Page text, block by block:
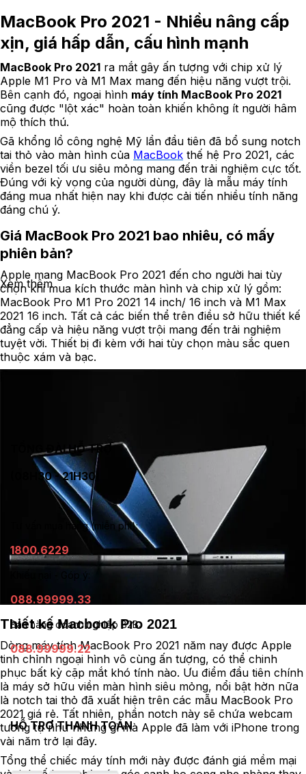
MacBook Pro 2021 - Nhiều nâng cấp
xịn, giá hấp dẫn, cấu hình mạnh
MacBook Pro 2021 ra mắt gây ấn tượng với chip xử lý
Apple M1 Pro và M1 Max mang đến hiệu năng vượt trội.
Bên cạnh đó, ngoại hình máy tính MacBook Pro 2021
cũng được "lột xác" hoàn toàn khiến không ít người hâm
mộ thích thú.
Gã khổng lồ công nghệ Mỹ lần đầu tiên đã bổ sung notch
tai thỏ vào màn hình của MacBook thế hệ Pro 2021, các
viền bezel tối ưu siêu mỏng mang đến trải nghiệm cực tốt.
Đúng với kỳ vọng của người dùng, đây là mẫu máy tính
đáng mua nhất hiện nay khi được cải tiến nhiều tính năng
đáng chú ý.
Giá MacBook Pro 2021 bao nhiêu, có mấy
phiên bản?
Apple mang MacBook Pro 2021 đến cho người hai tùy
chọn khi mua kích thước màn hình và chip xử lý gồm:
MacBook Pro M1 Pro 2021 14 inch/ 16 inch và M1 Max
2021 16 inch. Tất cả các biến thể trên điều sở hữu thiết kế
đẳng cấp và hiệu năng vượt trội mang đến trải nghiệm
tuyệt vời. Thiết bị đi kèm với hai tùy chọn màu sắc quen
thuộc xám và bạc.
Thiết kếMacbook Pro 2021
Dòng máy tính MacBook Pro 2021 năm nay được Apple
tinh chỉnh ngoại hình vô cùng ấn tượng, có thể chinh
phục bất kỳ cặp mắt khó tính nào. Ưu điểm đầu tiên chính
là máy sở hữu viền màn hình siêu mỏng, nổi bật hờn nữa
là notch tai thỏ đã xuất hiện trên các mẫu MacBook Pro
2021 giá rẻ. Tất nhiên, phần notch này sẽ chứa webcam
tương tự như những gì mà Apple đã làm với iPhone trong
vài năm trở lại đây.
Tổng thể chiếc máy tính mới này được đánh giá mềm mại
Xem thêm
TỔNG ĐÀI HỖ TRỢ
(08H30 - 21H30)
Tư vấn mua hàng (miễn phí):
1800.6229
Khiếu nại - Góp ý:
088.99999.33
Bán hàng doanh nghiệp B2B:
088.99999.22
HỖ TRỢ THANH TOÁN